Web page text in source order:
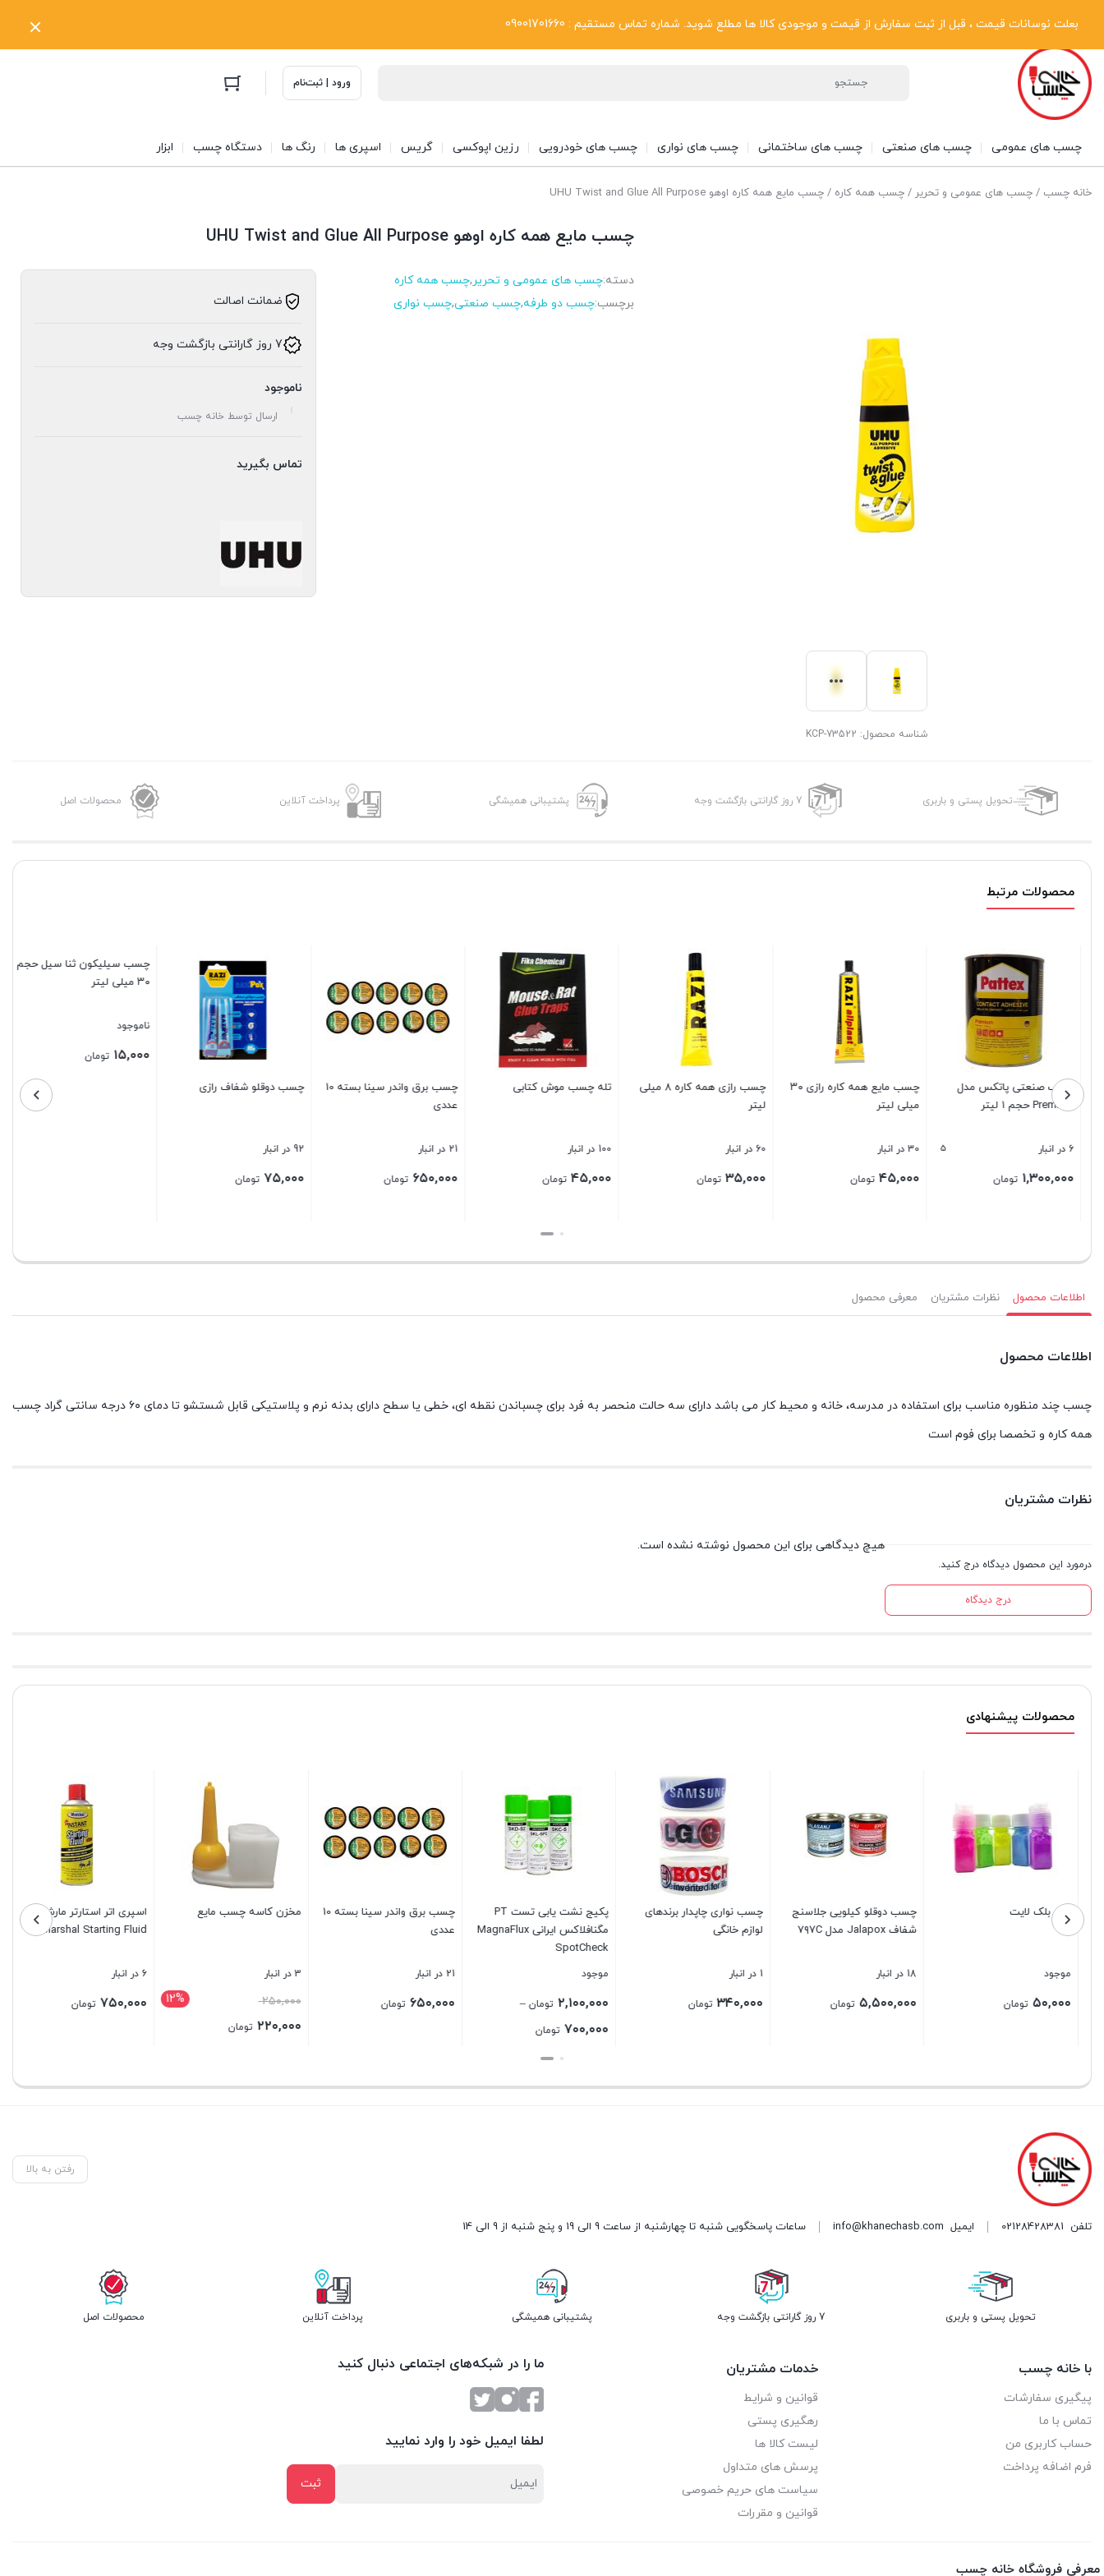
بعلت نوسانات قیمت ، قبل از ثبت سفارش از قیمت و موجودی کالا ها مطلع شوید. شماره تماس مستقیم : 09001701660
پیگیری سفارشات دریافت فاکتور رسمی تماس با ما درباره ما بلاگ
ورود | ثبت‌نام
چسب های عمومی چسب های صنعتی چسب های ساختمانی چسب های نواری چسب های خودرویی رزین اپوکسی گریس اسپری ها رنگ ها دستگاه چسب ابزار
خانه چسب / چسب های عمومی و تحریر / چسب همه کاره / چسب مایع همه کاره اوهو UHU Twist and Glue All Purpose
شناسه محصول: KCP-73522
چسب مایع همه کاره اوهو UHU Twist and Glue All Purpose
دسته:چسب های عمومی و تحریر,چسب همه کاره
برچسب:چسب دو طرفه,چسب صنعتی,چسب نواری ضمانت اصالت
7 روز گارانتی بازگشت وجه
ناموجود
ارسال توسط خانه چسب
تماس بگیرید
تحویل پستی و باربری 7 روز گارانتی بازگشت وجه پشتیبانی همیشگی پرداخت آنلاین محصولات اصل
محصولات مرتبط
چسب صنعتی پاتکس مدل
Premium حجم ۱ لیتر
۱,۳۰۰,۰۰۰ تومان
چسب مایع همه کاره رازی ۳۰
میلی لیتر
۴۵,۰۰۰ تومان
چسب رازی همه کاره ۸ میلی
لیتر
۳۵,۰۰۰ تومان
تله چسب موش کتابی
100 در انبار
۴۵,۰۰۰ تومان
چسب برق واندر سینا بسته 10
عددی
۶۵۰,۰۰۰ تومان
چسب دوقلو شفاف رازی
۷۵,۰۰۰ تومان
چسب سیلیکون ثنا سیل حجم
۳۰ میلی لیتر
ناموجود
۱۵,۰۰۰ تومان
اطلاعات محصول نظرات مشتریان معرفی محصول
اطلاعات محصول
چسب چند منظوره مناسب برای استفاده در مدرسه، خانه و محیط کار می باشد دارای سه حالت منحصر به فرد برای چسباندن نقطه ای، خطی یا سطح دارای بدنه نرم و پلاستیکی قابل شستشو تا دمای ۶۰ درجه سانتی گراد چسب
همه کاره و تخصصا برای فوم است
نظرات مشتریان
درمورد این محصول دیدگاه درج کنید.
درج دیدگاه
هیچ دیدگاهی برای این محصول نوشته نشده است.
محصولات پیشنهادی
رنگ بلک لایت
موجود
۵۰,۰۰۰ تومان
چسب دوقلو کیلویی جلاسنج
شفاف Jalapox مدل ۷۹۷C
۵,۵۰۰,۰۰۰ تومان
چسب نواری چاپدار برندهای
لوازم خانگی
۳۴۰,۰۰۰ تومان
پکیج نشت یابی تست PT
مگنافلاکس ایرانی MagnaFlux
SpotCheck
موجود
۲,۱۰۰,۰۰۰ تومان –
۷۰۰,۰۰۰ تومانPrice
چسب برق واندر سینا بسته 10
عددی
۶۵۰,۰۰۰ تومان
مخزن کاسه چسب مایع
12% ۲۵۰,۰۰۰قیمت
اصلی:۲۲۰,۰۰۰ تومان
اسپری اتر استارتر مارشال
Marshal Starting Fluid
۷۵۰,۰۰۰ تومان
رفتن به بالا
تلفن 02128428381 ایمیل info@khanechasb.com ساعات پاسخگویی شنبه تا چهارشنبه از ساعت 9 الی 19 و پنج شنبه از 9 الی 14
تحویل پستی و باربری 7 روز گارانتی بازگشت وجه پشتیبانی همیشگی پرداخت آنلاین محصولات اصل
با خانه چسب
پیگیری سفارشات
تماس با ما
حساب کاربری من
فرم اضافه پرداخت
خدمات مشتریان
قوانین و شرایط
رهگیری پستی
لیست کالا ها
پرسش های متداول
سیاست های حریم خصوصی
قوانین و مقررات
ما را در شبکه‌های اجتماعی دنبال کنید
لطفا ایمیل خود را وارد نمایید
معرفی فروشگاه خانه چسب